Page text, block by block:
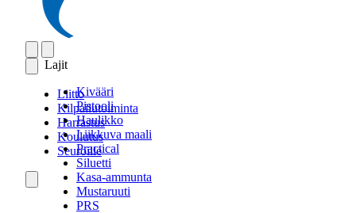
Lajit
Kivääri
Pistooli
Haulikko
Liikkuva maali
Practical
Siluetti
Kasa-ammunta
Mustaruuti
PRS
Liitto
Kilpailutoiminta
Harrastus
Koulutus
Seuroille